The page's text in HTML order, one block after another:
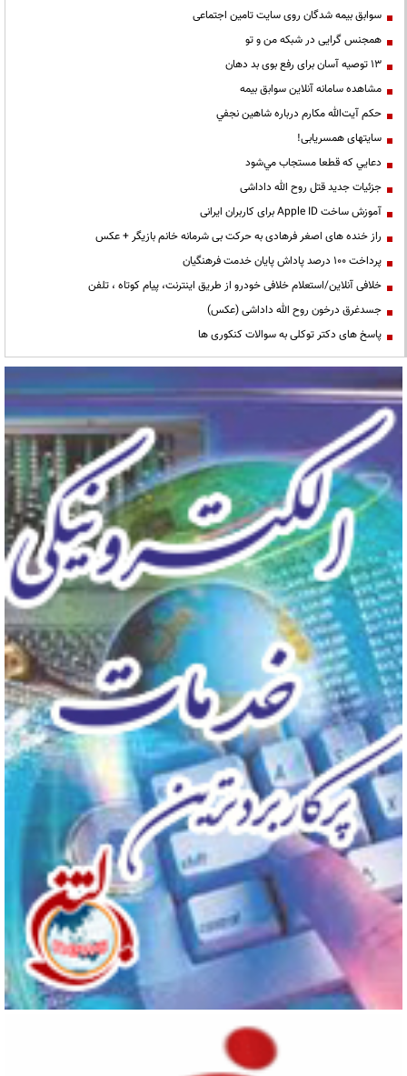
سوابق بیمه شدگان روی سایت تامین اجتماعی
همجنس گرایی در شبکه من و تو
13 توصیه آسان برای رفع بوی بد دهان
مشاهده سامانه آنلاين سوابق بیمه
حكم آيت‌الله مكارم درباره شاهين نجفي
سایتهای همسریابی!
دعايي كه قطعا مستجاب مي‌شود
جزئیات جدید قتل روح الله داداشی
آموزش ساخت Apple ID برای کاربران ایرانی
راز خنده های اصغر فرهادی به حرکت بی شرمانه خانم بازیگر + عکس
پرداخت ۱۰۰ درصد پاداش پایان خدمت فرهنگیان
خلافی آنلاین/استعلام خلافی خودرو از طریق اینترنت، پیام کوتاه ، تلفن
جسدغرق درخون روح الله داداشی (عکس)
پاسخ های دکتر توکلی به سوالات کنکوری ها